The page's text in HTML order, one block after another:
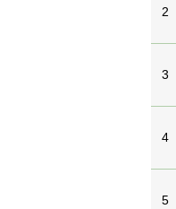
2
3
4
5